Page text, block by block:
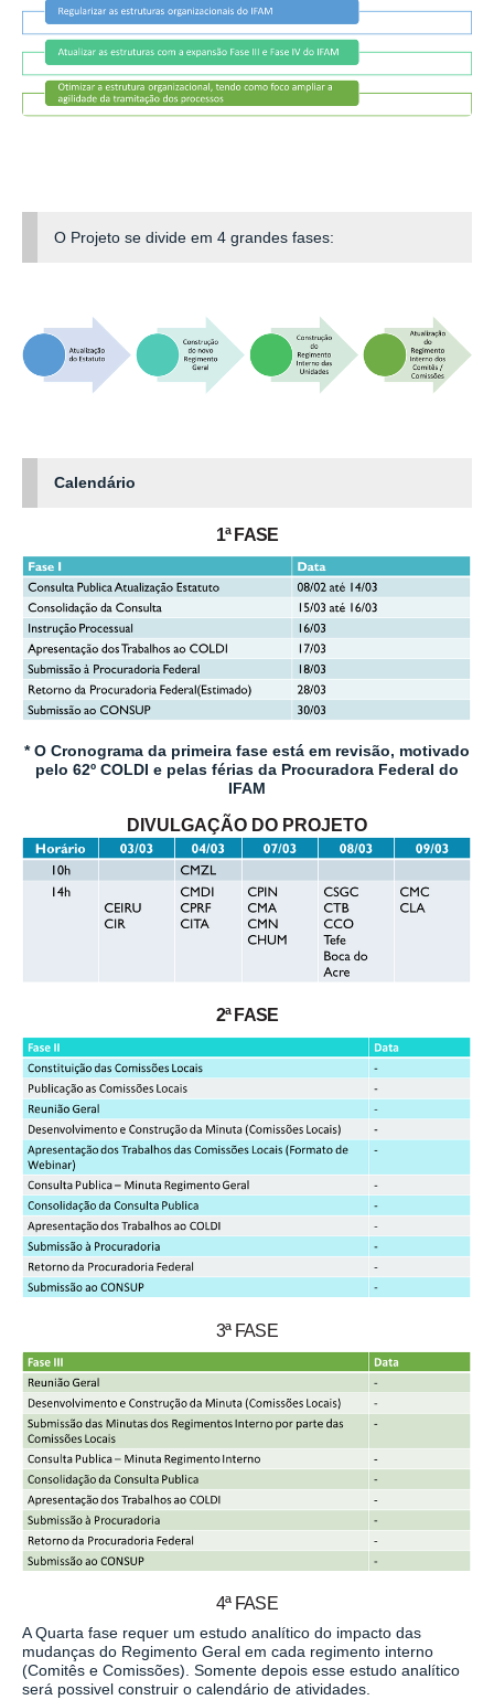
O Projeto se divide em 4 grandes fases:
Calendário
1ª FASE
* O Cronograma da primeira fase está em revisão, motivado
pelo 62º COLDI e pelas férias da Procuradora Federal do
IFAM
DIVULGAÇÃO DO PROJETO
2ª FASE
3ª FASE
4ª FASE
A Quarta fase requer um estudo analítico do impacto das
mudanças do Regimento Geral em cada regimento interno
(Comitês e Comissões). Somente depois esse estudo analítico
será possivel construir o calendário de atividades.